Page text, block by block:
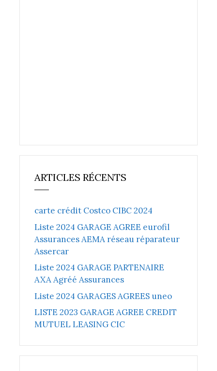
ARTICLES RÉCENTS
carte crédit Costco CIBC 2024
Liste 2024 GARAGE AGREE eurofil
Assurances AEMA réseau réparateur
Assercar
Liste 2024 GARAGE PARTENAIRE
AXA Agréé Assurances
Liste 2024 GARAGES AGREES uneo
LISTE 2023 GARAGE AGREE CREDIT
MUTUEL LEASING CIC